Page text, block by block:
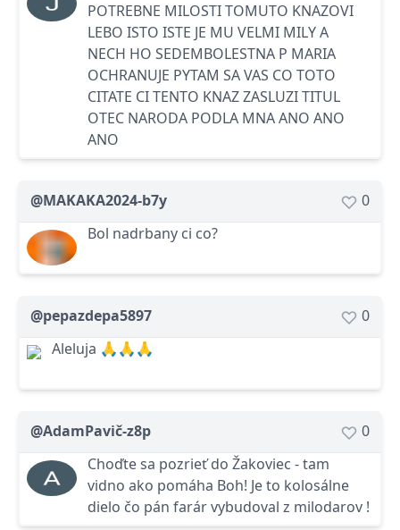
POTREBNE MILOSTI TOMUTO KNAZOVI
LEBO ISTO ISTE JE MU VELMI MILY A
NECH HO SEDEMBOLESTNA P MARIA
OCHRANUJE PYTAM SA VAS CO TOTO
CITATE CI TENTO KNAZ ZASLUZI TITUL
OTEC NARODA PODLA MNA ANO ANO
ANO
@MAKAKA2024-b7y
0
Bol nadrbany ci co?
@pepazdepa5897
0
Aleluja 🙏🙏🙏
@AdamPavič-z8p
0
Choďte sa pozrieť do Žakoviec - tam
vidno ako pomáha Boh! Je to kolosálne
dielo čo pán farár vybudoval z milodarov !